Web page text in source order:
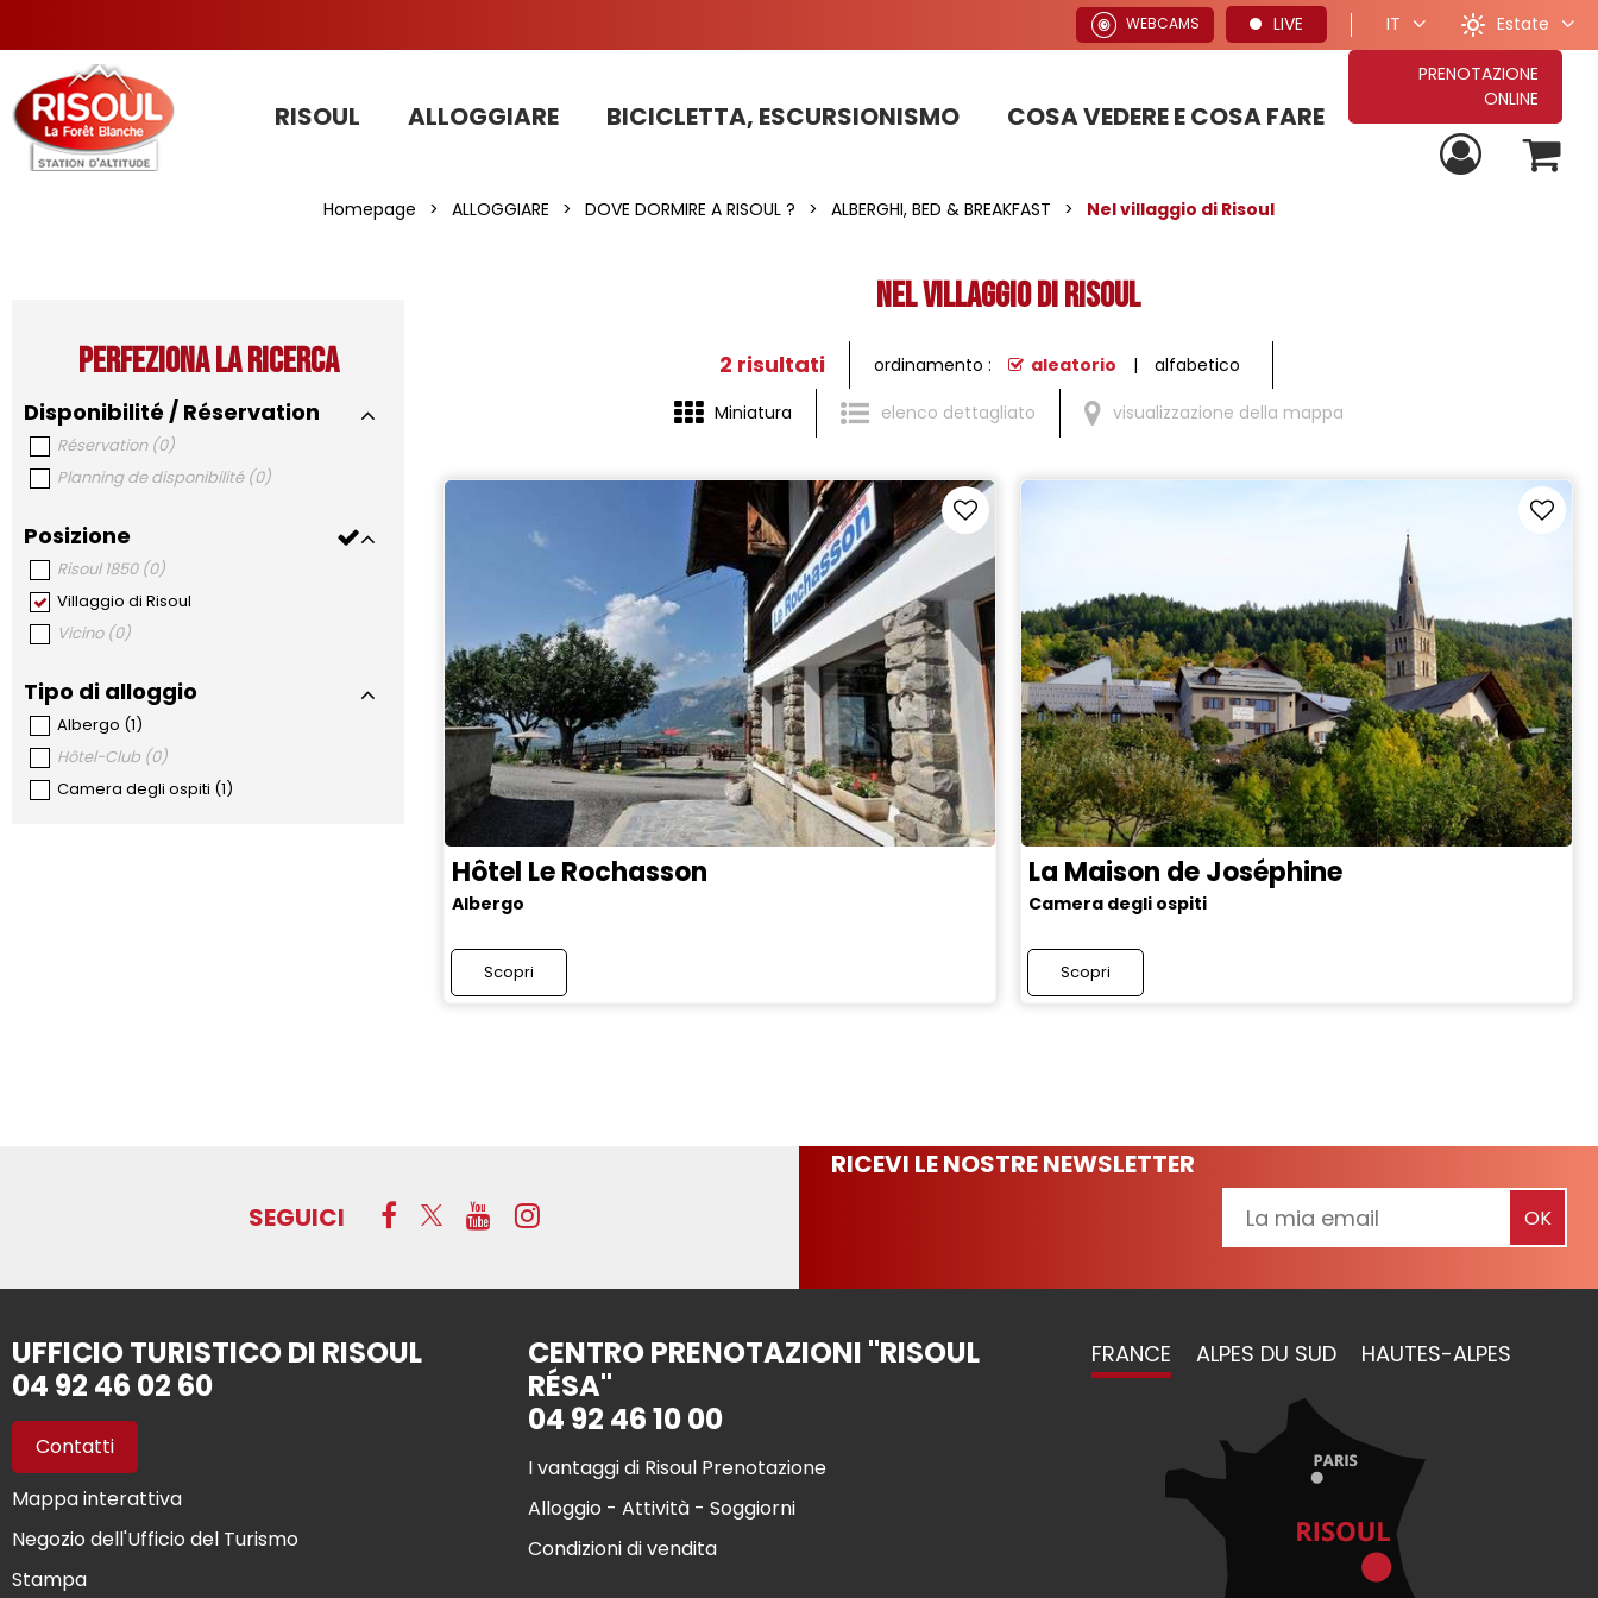
WEBCAMS LIVE IT Estate
RISOUL ALLOGGIARE BICICLETTA, ESCURSIONISMO COSA VEDERE E COSA FARE
PRENOTAZIONE
ONLINE
Homepage > ALLOGGIARE > DOVE DORMIRE A RISOUL ? > ALBERGHI, BED & BREAKFAST > Nel villaggio di Risoul
Perfeziona la ricerca
Disponibilité / Réservation
Réservation (0)
Planning de disponibilité (0)
Posizione
Risoul 1850 (0)
Villaggio di Risoul
Vicino (0)
Tipo di alloggio
Albergo (1)
Hôtel-Club (0)
Camera degli ospiti (1)
Nel villaggio di Risoul
Miniatura elenco dettagliato visualizzazione della mappa
2 risultati ordinamento : aleatorio alfabetico
Hôtel Le Rochasson
Albergo
Scopri
La Maison de Joséphine
Camera degli ospiti
Scopri
SEGUICI
RICEVI LE NOSTRE NEWSLETTER
UFFICIO TURISTICO DI RISOUL
04 92 46 02 60
Contatti
Mappa interattiva
Negozio dell'Ufficio del Turismo
Stampa
CENTRO PRENOTAZIONI "RISOUL
RÉSA"
04 92 46 10 00
I vantaggi di Risoul Prenotazione
Alloggio - Attività - Soggiorni
Condizioni di vendita
FRANCE ALPES DU SUD HAUTES-ALPES